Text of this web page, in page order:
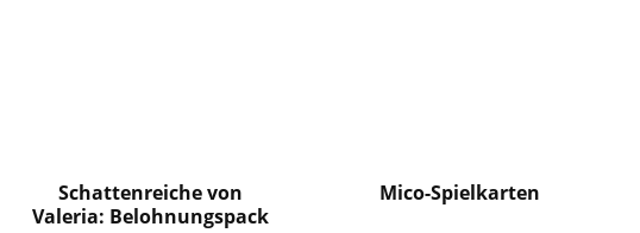
Schattenreiche von
Valeria: Belohnungspack
Mico-Spielkarten